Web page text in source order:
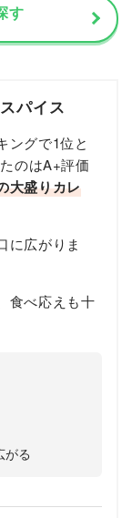
す
パイス
ングで1位と
のはA+評価
大盛りカレ
に広がりま
食べ応えも十
がる